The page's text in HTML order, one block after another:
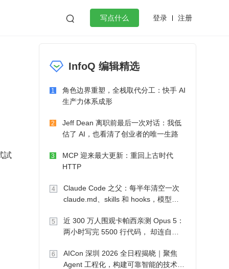
 写点什么 登录 注册
微服务架构 flutter
試
InfoQ 编辑精选
1
角色边界重塑，全栈取代分工：快手 AI
生产力体系成形
2
Jeff Dean 离职前最后一次对话：我低
估了 AI，也看清了创业者的唯一生路
3
MCP 迎来最大更新：重回上古时代
HTTP
4
Claude Code 之父：每半年清空一次
claude.md、skills 和 hooks，模型自
5
近 300 万人围观卡帕西亲测 Opus 5：
两小时写完 5500 行代码， 却连自己
6
AICon 深圳 2026 全日程揭晓｜聚焦
Agent 工程化，构建可靠智能的技术路